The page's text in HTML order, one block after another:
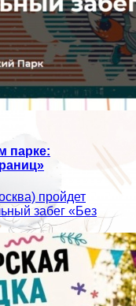
парке:
пройдет
забег «Без